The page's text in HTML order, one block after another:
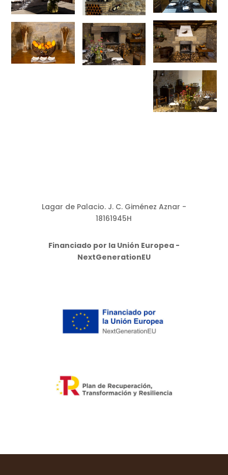
Lagar de Palacio. J. C. Giménez Aznar -
18161945H
Financiado por la Unión Europea -
NextGenerationEU